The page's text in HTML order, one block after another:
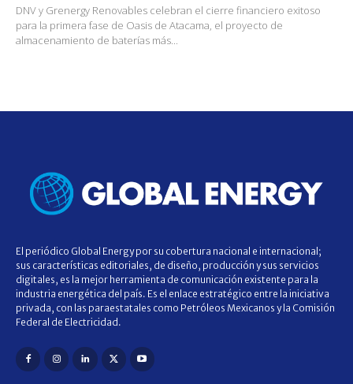
DNV y Grenergy Renovables celebran el cierre financiero exitoso
para la primera fase de Oasis de Atacama, el proyecto de
almacenamiento de baterías más...
El periódico Global Energy por su cobertura nacional e internacional;
sus características editoriales, de diseño, producción y sus servicios
digitales, es la mejor herramienta de comunicación existente para la
industria energética del país. Es el enlace estratégico entre la iniciativa
privada, con las paraestatales como Petróleos Mexicanos y la Comisión
Federal de Electricidad.